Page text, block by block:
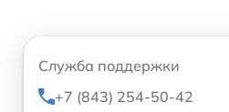
Служба поддержки
+7 (843) 254-50-42